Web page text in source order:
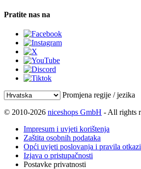
Pratite nas na
Promjena regije / jezika
© 2010-2026 niceshops GmbH - All rights
Impresum i uvjeti korištenja
Zaštita osobnih podataka
Opći uvjeti poslovanja i pravila
Izjava o pristupačnosti
Postavke privatnosti